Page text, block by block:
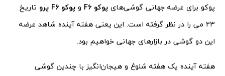
پوکو برای عرضه جهانی گوشی‌های پوکو F6 و پوکو F6 پرو
تاریخ
23 می را در نظر گرفته است. این یعنی هفته آینده شاهد عرضه
این دو گوشی در بازارهای جهانی خواهیم بود.
هفته آینده یک هفته شلوغ و هیجان‌انگیز با چندین گوشی‌